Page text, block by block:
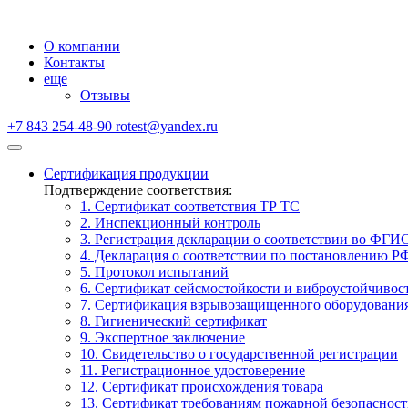
О компании
Контакты
еще
Отзывы
+7 843 254-48-90 rotest@yandex.ru
Сертификация продукции
Подтверждение соответствия:
1. Сертификат соответствия ТР ТС
2. Инспекционный контроль
3. Регистрация декларации о соответствии во
4. Декларация о соответствии по постановлению
5. Протокол испытаний
6. Сертификат сейсмостойкости и
7. Сертификация взрывозащищенного
8. Гигиенический сертификат
9. Экспертное заключение
10. Свидетельство о государственной регистрации
11. Регистрационное удостоверение
12. Сертификат происхождения товара
13. Сертификат требованиям пожарной